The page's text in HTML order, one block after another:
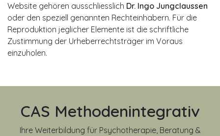
Website gehören ausschliesslich Dr. Ingo Jungclaussen
oder den speziell genannten Rechteinhabern. Für die
Reproduktion jeglicher Elemente ist die schriftliche
Zustimmung der Urheberrechtsträger im Voraus
einzuholen.
CAS Methodenintegrativ
Ihre Weiterbildung für Psychotherapie, Beratung &